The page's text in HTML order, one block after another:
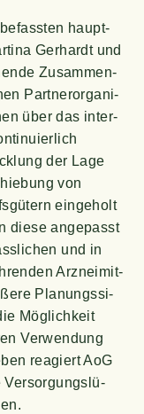
haupt­
Ger­hardt und
Zusam­men­
Part­ner­or­ga­ni­
über das inter­
der Lage
von
ein­ge­holt
die­se ange­passt
und in
Arz­nei­mit­
Pla­nungs­si­
Mög­lich­keit
Ver­wen­dung
reagiert AoG
Ver­sor­gungs­lü­